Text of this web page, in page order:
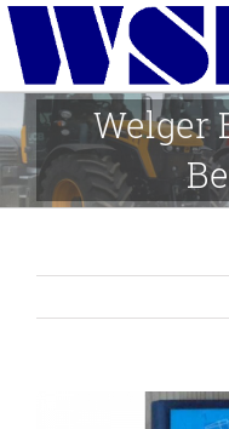
Skip
content
Welger